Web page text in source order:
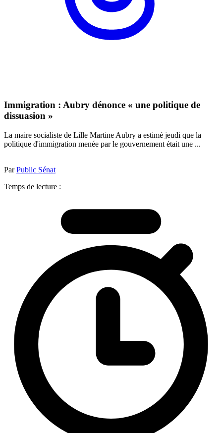
Immigration : Aubry dénonce « une politique de
dissuasion »
La maire socialiste de Lille Martine Aubry a estimé jeudi que la
politique d'immigration menée par le gouvernement était une ...
ParPublic Sénat
Temps de lecture :